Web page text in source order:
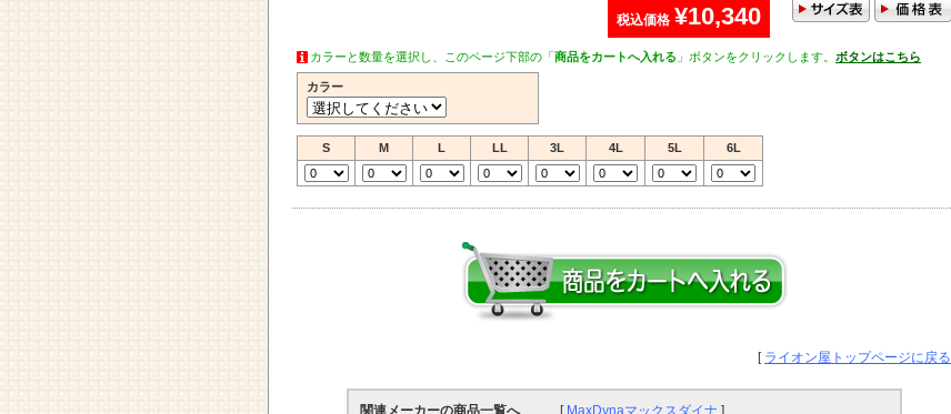
税込価格 ¥10,340
カラーと数量を選択し、このページ下部の「商品をカートへ入れる 」ボタンをクリックします。 ボタンはこちら
カラー
S M L LL 3L 4L 5L 6L
[ ライオン屋トップページに戻る
関連メーカーの商品一覧へ [ MaxDynaマックスダイナ ]